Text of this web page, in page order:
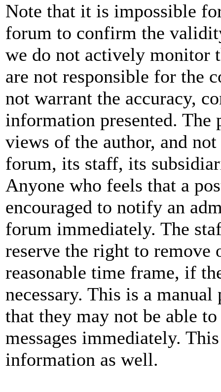
Note that it is impossible
forum to confirm the
we do not actively monitor
are not responsible for the
not warrant the accuracy,
information presented. The
views of the author, and
forum, its staff, its
Anyone who feels that a
encouraged to notify an
forum immediately. The
reserve the right to
reasonable time frame, if
necessary. This is a
that they may not be able
messages immediately.
information as well.